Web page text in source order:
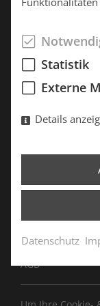
Showroom Süd
Chiemseestr. 65
83233 Bernau
Tel.: +49 8051
Kontakt
Datenschutz
AGB
Statistik
Externe
Details
Datenschutz